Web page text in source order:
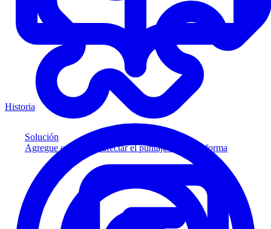
Solución
Agregue crédito sin afectar el puntaje a su plataforma
Historia